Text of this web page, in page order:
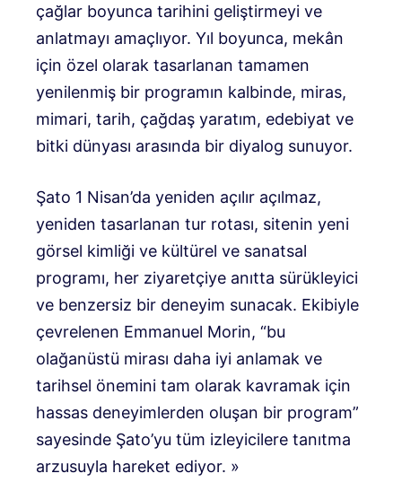
çağlar boyunca tarihini geliştirmeyi ve
anlatmayı amaçlıyor. Yıl boyunca, mekân
için özel olarak tasarlanan tamamen
yenilenmiş bir programın kalbinde, miras,
mimari, tarih, çağdaş yaratım, edebiyat ve
bitki dünyası arasında bir diyalog sunuyor.
Şato 1 Nisan’da yeniden açılır açılmaz,
yeniden tasarlanan tur rotası, sitenin yeni
görsel kimliği ve kültürel ve sanatsal
programı, her ziyaretçiye anıtta sürükleyici
ve benzersiz bir deneyim sunacak. Ekibiyle
çevrelenen Emmanuel Morin, “bu
olağanüstü mirası daha iyi anlamak ve
tarihsel önemini tam olarak kavramak için
hassas deneyimlerden oluşan bir program”
sayesinde Şato’yu tüm izleyicilere tanıtma
arzusuyla hareket ediyor. »